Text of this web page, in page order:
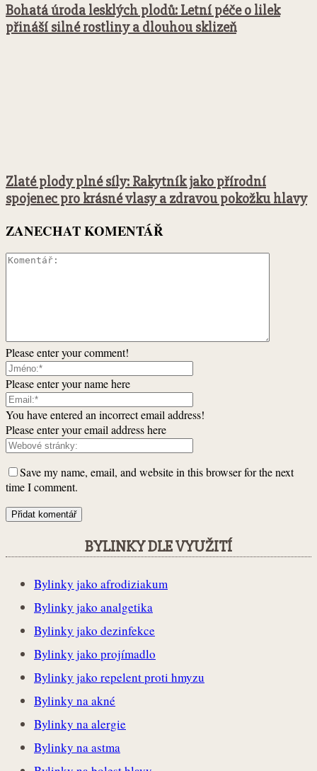
Bohatá úroda lesklých plodů: Letní péče o lilek
přináší silné rostliny a dlouhou sklizeň
Zlaté plody plné síly: Rakytník jako přírodní
spojenec pro krásné vlasy a zdravou pokožku hlavy
ZANECHAT KOMENTÁŘ
Please enter your comment!
Please enter your name here
You have entered an incorrect email address!
Please enter your email address here
Save my name, email, and website in this browser for the next
time I comment.
BYLINKY DLE VYUŽITÍ
Bylinky jako afrodiziakum
Bylinky jako analgetika
Bylinky jako dezinfekce
Bylinky jako projímadlo
Bylinky jako repelent proti hmyzu
Bylinky na akné
Bylinky na alergie
Bylinky na astma